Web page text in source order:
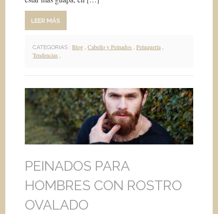
LEER MÁS
CATEGORIAS : Blog ,Cabello y Peinados ,Peluquería
Tendencias
PEINADOS PARA
HOMBRES CON ROSTRO
OVALADO